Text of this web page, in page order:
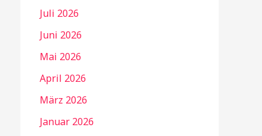
Juli 2026
Juni 2026
Mai 2026
April 2026
März 2026
Januar 2026